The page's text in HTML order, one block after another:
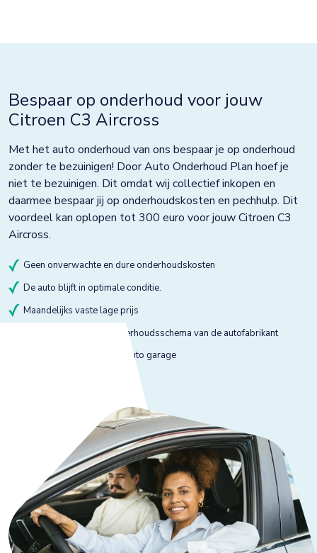
Bespaar op onderhoud voor jouw
Citroen C3 Aircross
Met het auto onderhoud van ons bespaar je op onderhoud
zonder te bezuinigen! Door Auto Onderhoud Plan hoef je
niet te bezuinigen. Dit omdat wij collectief inkopen en
daarmee bespaar jij op onderhoudskosten en pechhulp. Dit
voordeel kan oplopen tot 300 euro voor jouw Citroen C3
Aircross.
Geen onverwachte en dure onderhoudskosten
De auto blijft in optimale conditie.
Maandelijks vaste lage prijs
Onderhoud volgens onderhoudsschema van de autofabrikant
Onderhoud bij gekeurde auto garage